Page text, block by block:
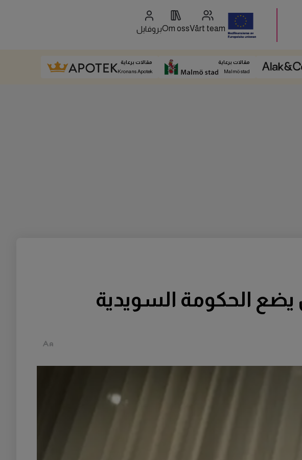
Vårt team
Om ossبروفايل
مقالات برعاية
Malmö stad
مقالات برعاية
Kronans Apotek
يضع الحكومة السويدية